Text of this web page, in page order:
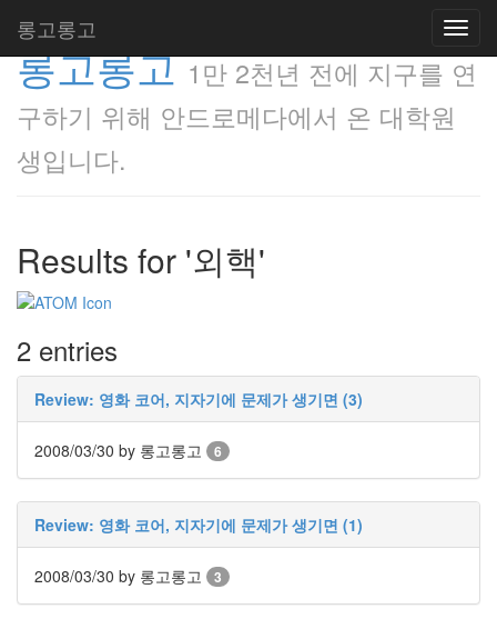
롱고롱고
롱고롱고 1만 2천년 전에 지구를 연
구하기 위해 안드로메다에서 온 대학원
생입니다.
Results for '외핵'
2 entries
Review: 영화 코어, 지자기에 문제가 생기면 (3)
2008/03/30 by 롱고롱고 6
Review: 영화 코어, 지자기에 문제가 생기면 (1)
2008/03/30 by 롱고롱고 3